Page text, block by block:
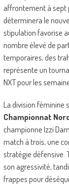
affrontement à sept
déterminera le
stipulation favorise
nombre élevé de
temporaires, des
représente un
NXT pour les
La division féminine
Championnat
championne Izzi
match à trois, une
stratégie défensive.
son agressivité,
frappes pour